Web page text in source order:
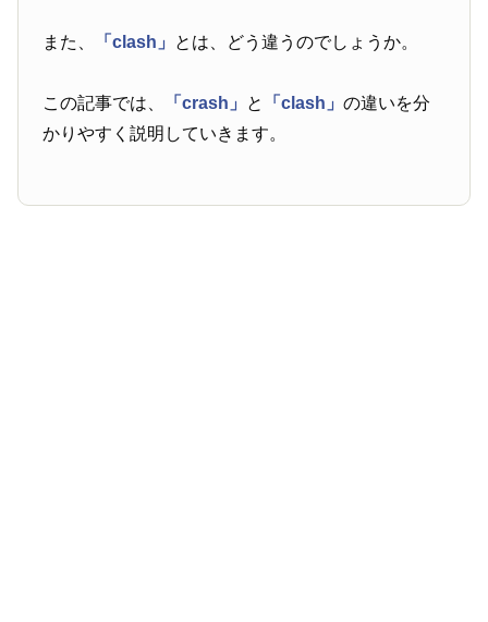
また、 「clash」 とは、どう違うのでしょうか。
この記事では、 「crash」 と 「clash」の違いを分
かりやすく説明していきます。